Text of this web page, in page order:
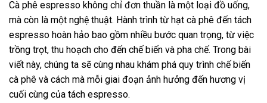
Cà phê espresso không chỉ đơn thuần là một loại đồ uống,
mà còn là một nghệ thuật. Hành trình từ hạt cà phê đến tách
espresso hoàn hảo bao gồm nhiều bước quan trọng, từ việc
trồng trọt, thu hoạch cho đến chế biến và pha chế. Trong bài
viết này, chúng ta sẽ cùng nhau khám phá quy trình chế biến
cà phê và cách mà mỗi giai đoạn ảnh hưởng đến hương vị
cuối cùng của tách espresso.